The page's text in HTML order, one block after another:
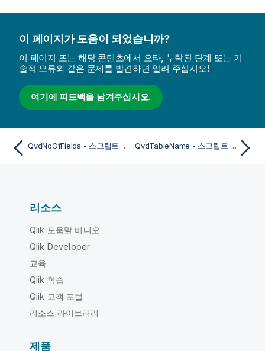
이 페이지가 도움이 되었습니까?
이 페이지 또는 해당 콘텐츠에서 오타, 누락된 단계 또는 기
술적 오류와 같은 문제를 발견하면 알려 주십시오!
여기에 피드백을 남겨주십시오.
QvdNoOfFields - 스크립트 함수 QvdTableName - 스크립트 함수
리소스
Qlik 도움말 비디오
Qlik Developer
교육
Qlik 학습
Qlik 고객 포털
리소스 라이브러리
제품